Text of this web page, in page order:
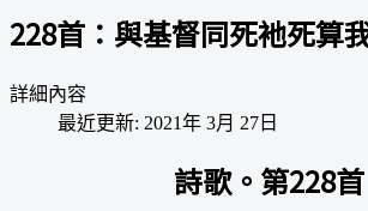
228首：與基督同死衪死算
詳細內容
最近更新: 2021年 3月 27日
詩歌。第228首